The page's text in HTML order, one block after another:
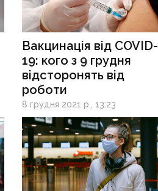
Вакцинація від COVID-
19: кого з 9 грудня
відсторонять від
роботи
8 грудня 2021 р., 13:23